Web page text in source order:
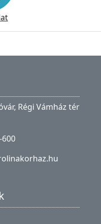
Régi Vámház tér